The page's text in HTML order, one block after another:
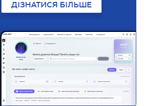
ДІЗНАТИСЯ БІЛЬШЕ